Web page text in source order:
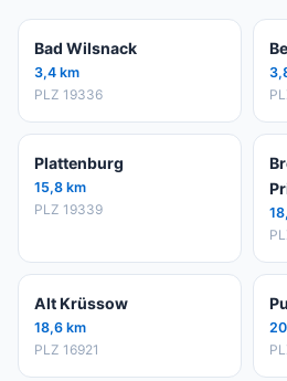
Bad Wilsnack
3,4 km
PLZ 19336
Plattenburg
15,8 km
PLZ 19339
Alt Krüssow
18,6 km
PLZ 16921